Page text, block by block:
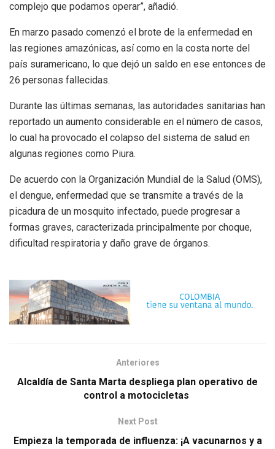
complejo que podamos operar”, añadió.
En marzo pasado comenzó el brote de la enfermedad en
las regiones amazónicas, así como en la costa norte del
país suramericano, lo que dejó un saldo en ese entonces de
26 personas fallecidas.
Durante las últimas semanas, las autoridades sanitarias han
reportado un aumento considerable en el número de casos,
lo cual ha provocado el colapso del sistema de salud en
algunas regiones como Piura.
De acuerdo con la Organización Mundial de la Salud (OMS),
el dengue, enfermedad que se transmite a través de la
picadura de un mosquito infectado, puede progresar a
formas graves, caracterizada principalmente por choque,
dificultad respiratoria y daño grave de órganos.
Anteriores
Alcaldía de Santa Marta despliega plan operativo de
control a motocicletas
Next Post
Empieza la temporada de influenza: ¡A vacunarnos y a